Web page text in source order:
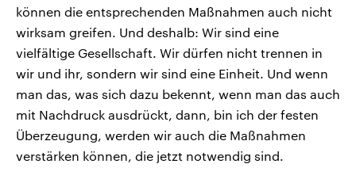
können die entsprechenden Maßnahmen auch nicht
wirksam greifen. Und deshalb: Wir sind eine
vielfältige Gesellschaft. Wir dürfen nicht trennen in
wir und ihr, sondern wir sind eine Einheit. Und wenn
man das, was sich dazu bekennt, wenn man das auch
mit Nachdruck ausdrückt, dann, bin ich der festen
Überzeugung, werden wir auch die Maßnahmen
verstärken können, die jetzt notwendig sind.